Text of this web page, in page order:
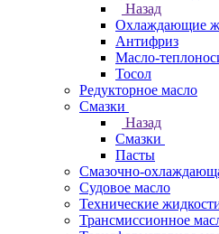
Назад
Охлаждающие
Антифриз
Масло-
Тосол
Редукторное масло
Смазки
Назад
Смазки
Пасты
Смазочно-
Судовое масло
Технические
Трансмиссионное